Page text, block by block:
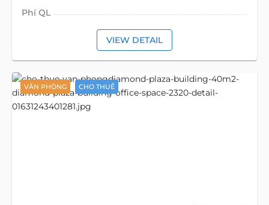
Phí QL
VIEW DETAIL
VĂN PHÒNG CHO THUÊ